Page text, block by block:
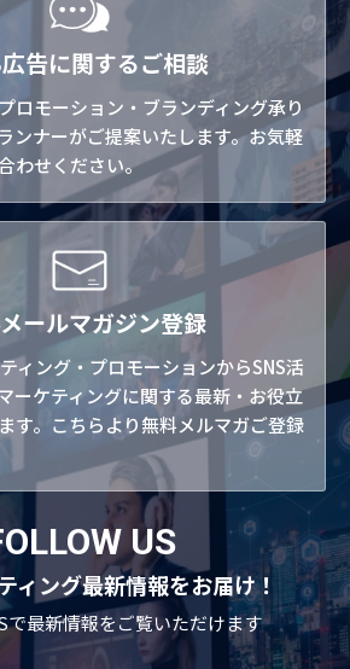
告に関するご相談
ロモーション・ブランディング承り
ンナーがご提案いたします。お気軽
わせください。
ールマガジン登録
ィング・プロモーションからSNS活
ーケティングに関する最新・お役立
す。こちらより無料メルマガご登録
US
ィング最新情報をお届け！
で最新情報をご覧いただけます